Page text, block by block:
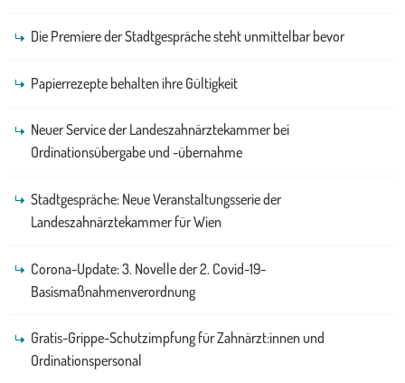
Die Premiere der Stadtgespräche steht unmittelbar bevor
Papierrezepte behalten ihre Gültigkeit
Neuer Service der Landeszahnärztekammer bei
Ordinationsübergabe und -übernahme
Stadtgespräche: Neue Veranstaltungsserie der
Landeszahnärztekammer für Wien
Corona-Update: 3. Novelle der 2. Covid-19-
Basismaßnahmenverordnung
Gratis-Grippe-Schutzimpfung für Zahnärzt:innen und
Ordinationspersonal